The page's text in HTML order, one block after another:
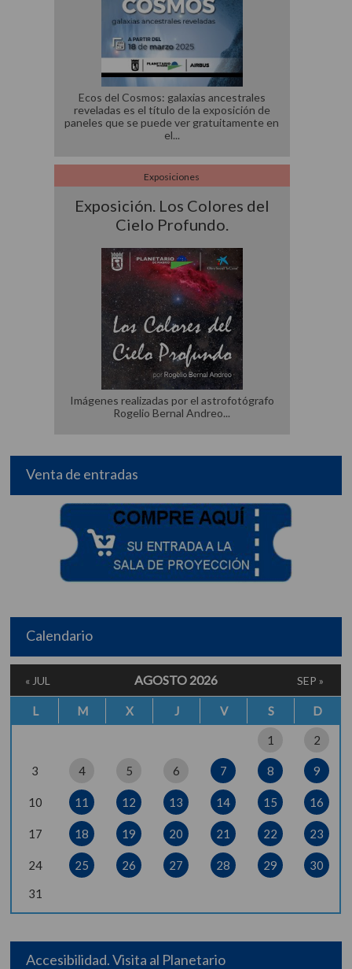
Ecos del Cosmos: galaxias ancestrales
reveladas es el título de la exposición de
paneles que se puede ver gratuitamente en
el
Exposición. Los Colores del
Cielo Profundo.
Exposiciones
Imágenes realizadas por el astrofotógrafo
Rogelio Bernal Andreo
Venta de entradas
Calendario
AGOSTO 2026
L M X J V S D
1 2
3 4 5 6 7 8 9
10 11 12 13 14 15 16
17 18 19 20 21 22 23
24 25 26 27 28 29
30
31
« JUL SEP »
Accesibilidad. Visita al Planetario